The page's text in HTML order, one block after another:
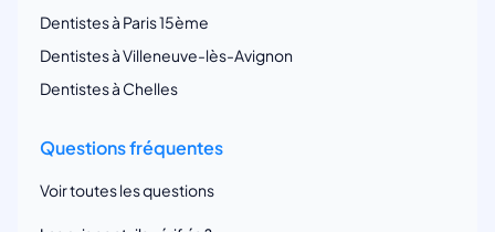
Dentistes à Paris 15ème
Dentistes à Villeneuve-lès-Avignon
Dentistes à Chelles
Questions fréquentes
Voir toutes les questions